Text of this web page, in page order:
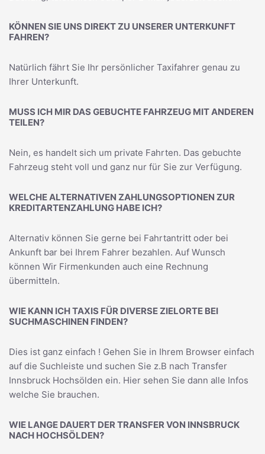
KÖNNEN SIE UNS DIREKT ZU UNSERER UNTERKUNFT
FAHREN?
Natürlich fährt Sie Ihr persönlicher Taxifahrer genau zu
Ihrer Unterkunft.
MUSS ICH MIR DAS GEBUCHTE FAHRZEUG MIT ANDEREN
TEILEN?
Nein, es handelt sich um private Fahrten. Das gebuchte
Fahrzeug steht voll und ganz nur für Sie zur Verfügung.
WELCHE ALTERNATIVEN ZAHLUNGSOPTIONEN ZUR
KREDITARTENZAHLUNG HABE ICH?
Alternativ können Sie gerne bei Fahrtantritt oder bei
Ankunft bar bei Ihrem Fahrer bezahlen. Auf Wunsch
können Wir Firmenkunden auch eine Rechnung
übermitteln.
WIE KANN ICH TAXIS FÜR DIVERSE ZIELORTE BEI
SUCHMASCHINEN FINDEN?
Dies ist ganz einfach ! Gehen Sie in Ihrem Browser einfach
auf die Suchleiste und suchen Sie z.B nach Transfer
Innsbruck Hochsölden ein. Hier sehen Sie dann alle Infos
welche Sie brauchen.
WIE LANGE DAUERT DER TRANSFER VON INNSBRUCK
NACH HOCHSÖLDEN?